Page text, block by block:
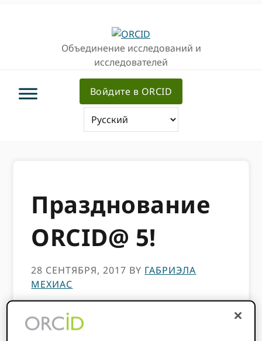
Объединение исследований и
исследователей
Войдите в ORCID
Празднование
ORCID@ 5!
28 СЕНТЯБРЯ, 2017 BY ГАБРИЭЛА
МЕХИАС
Этому контенту больше трех лет.